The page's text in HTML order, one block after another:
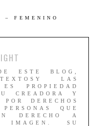
ESTE BLOG,
LAS
PROPIEDAD
CREADORA Y
DERECHOS
QUE
DERECHO A
IMAGEN. SU